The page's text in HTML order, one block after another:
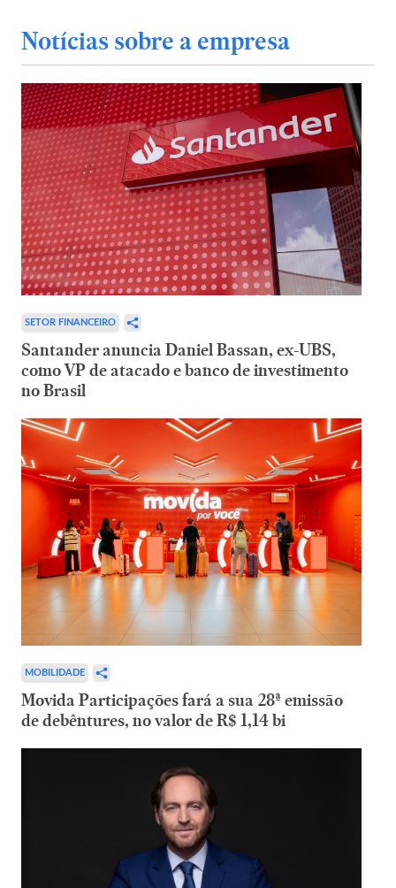
Notícias sobre a empresa
SETOR FINANCEIRO
Santander anuncia Daniel Bassan, ex-UBS,
como VP de atacado e banco de investimento
no Brasil
MOBILIDADE
Movida Participações fará a sua 28ª emissão
de debêntures, no valor de R$ 1,14 bi